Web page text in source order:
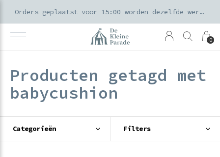
0
Orders geplaatst voor 15:00 worden dezelfde werkdag verzonden
Producten getagd met
babycushion
Categorieën Filters